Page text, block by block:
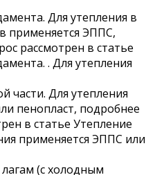
Для утепления в
применяется ЭППС,
рассмотрен в статье
. Для утепления
части. Для утепления
пенопласт, подробнее
в статье Утепление
применяется ЭППС или
(с холодным